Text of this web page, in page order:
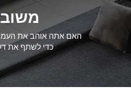
משוב
האם אתה אוהב את
כדי לשתף את